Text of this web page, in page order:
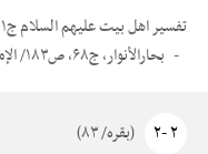
تفسیر اهل بیت علیهم السلام ج۱، ص۴۸۸
بحارالأنوار، ج۶۸، ص۱۸۳/ الإمام العسکری، ص۳۲۶/ البرهان
۲ -۲ (بقره/ ۸۳)